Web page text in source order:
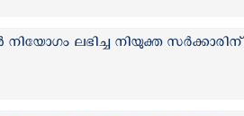
നിയോഗം ലഭിച്ച നിയുക്ത സര്‍ക്കാരിന്